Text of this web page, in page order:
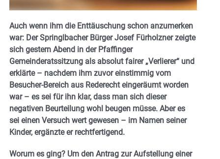
Auch wenn ihm die Enttäuschung schon anzumerken
war: Der Springlbacher Bürger Josef Fürholzner zeigte
sich gestern Abend in der Pfaffinger
Gemeinderatssitzung als absolut fairer „Verlierer“ und
erklärte – nachdem ihm zuvor einstimmig vom
Besucher-Bereich aus Rederecht eingeräumt worden
war – es sei für ihn klar, dass man sich dieser
negativen Beurteilung wohl beugen müsse. Aber es
sei einen Versuch wert gewesen – im Namen seiner
Kinder, ergänzte er rechtfertigend.
Worum es ging? Um den Antrag zur Aufstellung einer